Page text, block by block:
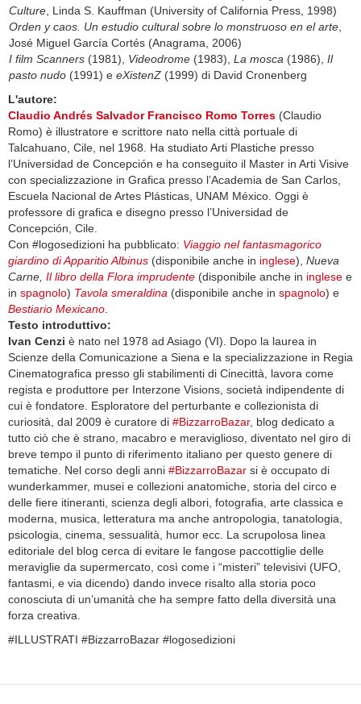
Culture, Linda S. Kauffman (University of California Press, 1998)
Orden y caos. Un estudio cultural sobre lo monstruoso en el arte,
José Miguel García Cortés (Anagrama, 2006)
I film Scanners(1981), Videodrome(1983), La mosca(1986), Il
pasto nudo(1991) e eXistenZ(1999) di David Cronenberg
L'autore:
Claudio Andrés Salvador Francisco Romo Torres (Claudio
Romo) è illustratore e scrittore nato nella città portuale di
Talcahuano, Cile, nel 1968. Ha studiato Arti Plastiche presso
l’Universidad de Concepción e ha conseguito il Master in Arti Visive
con specializzazione in Grafica presso l’Academia de San Carlos,
Escuela Nacional de Artes Plásticas, UNAM México. Oggi è
professore di grafica e disegno presso l’Universidad de
Concepción, Cile.
Con #logosedizioni ha pubblicato: Viaggio nel fantasmagorico
giardino di Apparitio Albinus (disponibile anche in inglese), Nueva
Carne, Il libro della Flora imprudente (disponibile anche in inglese e
in spagnolo) Tavola smeraldina (disponibile anche in spagnolo) e
Bestiario Mexicano.
Testo introduttivo:
Ivan Cenzi è nato nel 1978 ad Asiago (VI). Dopo la laurea in
Scienze della Comunicazione a Siena e la specializzazione in Regia
Cinematografica presso gli stabilimenti di Cinecittà, lavora come
regista e produttore per Interzone Visions, società indipendente di
cui è fondatore. Esploratore del perturbante e collezionista di
curiosità, dal 2009 è curatore di #BizzarroBazar, blog dedicato a
tutto ciò che è strano, macabro e meraviglioso, diventato nel giro di
breve tempo il punto di riferimento italiano per questo genere di
tematiche. Nel corso degli anni #BizzarroBazar si è occupato di
wunderkammer, musei e collezioni anatomiche, storia del circo e
delle fiere itineranti, scienza degli albori, fotografia, arte classica e
moderna, musica, letteratura ma anche antropologia, tanatologia,
psicologia, cinema, sessualità, humor ecc. La scrupolosa linea
editoriale del blog cerca di evitare le fangose paccottiglie delle
meraviglie da supermercato, così come i “misteri” televisivi (UFO,
fantasmi, e via dicendo) dando invece risalto alla storia poco
conosciuta di un’umanità che ha sempre fatto della diversità una
forza creativa.
#ILLUSTRATI #BizzarroBazar #logosedizioni